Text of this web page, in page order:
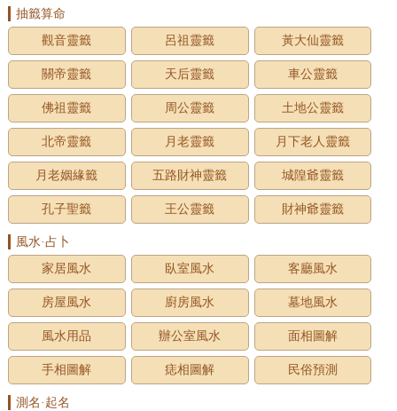
抽籤算命
觀音靈籤
呂祖靈籤 黃大仙靈籤
關帝靈籤 天后靈籤 車公靈籤
佛祖靈籤 周公靈籤 土地公靈籤
北帝靈籤 月老靈籤 月下老人靈籤
月老姻緣籤 五路財神靈籤 城隍爺靈籤
孔子聖籤 王公靈籤 財神爺靈籤
風水·占卜
家居風水
臥室風水 客廳風水
房屋風水 廚房風水 墓地風水
風水用品 辦公室風水 面相圖解
手相圖解 痣相圖解 民俗預測
測名·起名